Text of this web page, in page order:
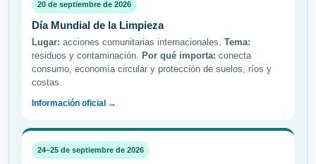
20 de septiembre de 2026
Día Mundial de la Limpieza
Lugar: acciones comunitarias internacionales. Tema:
residuos y contaminación. Por qué importa: conecta
consumo, economía circular y protección de suelos, ríos y
costas.
Información oficial →
24–25 de septiembre de 2026